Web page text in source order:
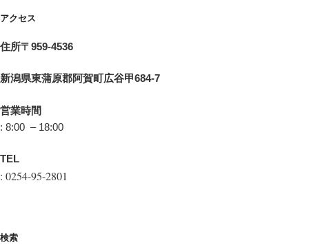
アクセス
住所〒959-4536
新潟県東蒲原郡阿賀町広谷甲684-7
営業時間
: 8:00 – 18:00
TEL
: 0254-95-2801
検索